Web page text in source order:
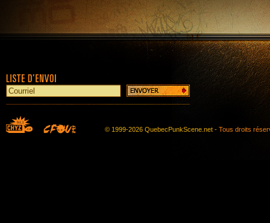
© 1999-2026 QuebecPunkScene.net - Tous droits